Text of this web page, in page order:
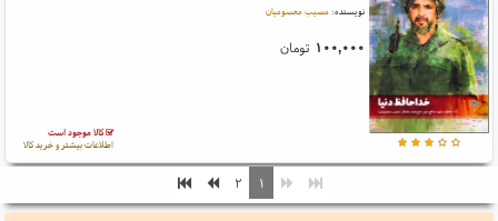
نویسنده: مصیب معصومیان
۱۰۰,۰۰۰ تومان
کالا موجود است
اطلاعات بیشتر و خرید کالا
۱ ۲